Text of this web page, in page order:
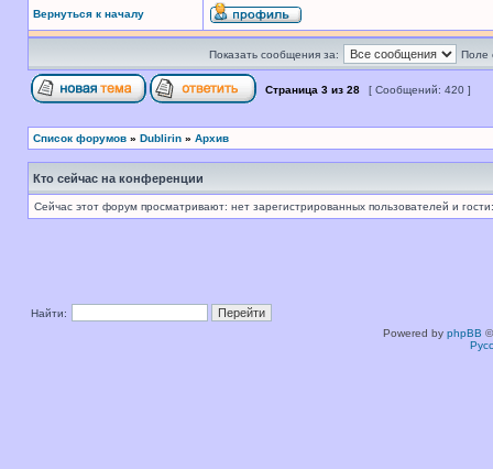
Вернуться к началу
Показать сообщения за: Поле
Страница 3 из 28 [ Сообщений: 420 ]
Список форумов » Dublirin » Архив
Кто сейчас на конференции
Сейчас этот форум просматривают: нет зарегистрированных пользователей и
Найти:
Powered by phpBB